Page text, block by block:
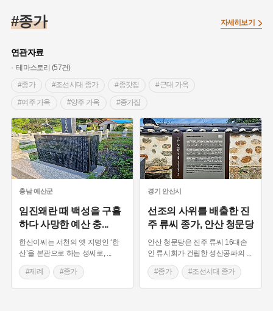
#염전 #의병활동
#성곽
#설화 #조선 시대 사회
#온라인 생활사박물관 #3.1운동 #원호원두표묘역
#여성독립운동가 #지역의 오래된 가게
#임시의정원 #김마리아 #고구마 #어린이역사콘텐츠
#고구려 #여성 독립운동가 #경기도설화 #독립운동가
#단지 #내성 #28독립선언 #지명유래 #강동구
#용인의 전설 #끈기 #제주도설화 #전설 #나주
#강진 #먼우금
#바위설화 #왕건 #공예품 #강서구 #전라남도 지명유래
#상서리 오재호 #여성의원 #용인
#종가
연관자료
테마스토리 (57건)
#종가
#조선시대 종가 #종갓집 #근대 가옥
#여주 가옥 #양주 가옥 #종가집
#조선시대 반가 #경주 가옥 #경상북도 양반집
#성주 가옥 #대전 가옥 #펑창 가옥
#조선시대가옥 #강원도 마을이야기 #제례
#충청남도 마을이야기 #경기도 마을이야기
#경상북도 마을이야기 #임실 가옥
#보성 가옥 #보성 가볼만한곳 #한옥마을
#한국의 민가정원 #나주 가옥 #곡성 가볼만한곳
#김종직 #고령 가볼만한곳 #영덕 가옥
#함안 가볼만한곳
자세히보기
충남예산군
임진왜란 때 백성을 구휼
하다 사망한 예산 충...
한산이씨는 서천의 옛 지명인 ‘한
산’을 본관으로 하는 성씨로,
#제례 #종가
#충청남도 마을이야기
경기 안산시
선조의 사위를 배출한 진
주 류씨 종가, 안산 청문당
안산 청문당은 진주 류씨 16대손
인 류시회가 건립한 성산공파의
#종가 #조선시대 종가
#종갓집